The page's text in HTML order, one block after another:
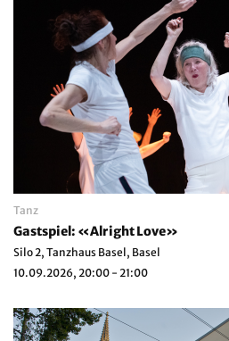
Tanz
Gastspiel: «Alright Love»
Silo 2, Tanzhaus Basel, Basel
10.09.2026, 20:00 - 21:00